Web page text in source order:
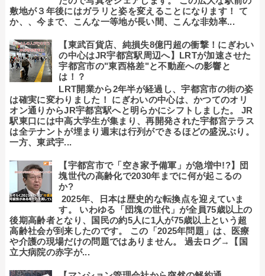
敷地が３年後にはガラリと姿を変えることになります！ て
か、、今まで、こんな一等地が長い間、こんな非効率...
【東武百貨店、純損失8億円超の衝撃！にぎわい
の中心はJR宇都宮駅周辺へ】LRTが加速させた
宇都宮市の"東西格差"と不動産への影響と
は！？
LRT開業から2年半が経過し、宇都宮市の街の姿
は確実に変わりました！ にぎわいの中心は、かつてのオリ
オン通りからJR宇都宮駅へと明らかにシフトしました。 JR
駅東口には中高大学生が集まり、再開発された宇都宮テラス
は全テナントが埋まり週末は行列ができるほどの盛況ぶり。
一方、東武宇...
【宇都宮市で「空き家予備軍」が急増中!?】団
塊世代の高齢化で2030年までに何が起こるの
か?
2025年、日本は歴史的な転換点を迎えていま
す。 いわゆる「団塊の世代」が全員75歳以上の
後期高齢者となり、国民の約5人に1人が75歳以上という超
高齢社会が到来したのです。 この「2025年問題」は、医療
や介護の現場だけの問題ではありません。 過去ログ→【国
立大病院の赤字が...